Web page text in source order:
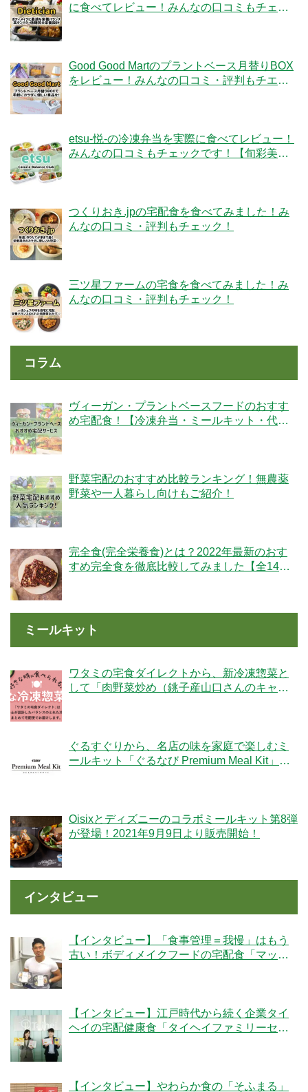
に食べてレビュー！みんなの口コミもチェッ
Good Good Martのプラントベース月替りBOX
をレビュー！みんなの口コミ・評判もチエッ
etsu-悦-の冷凍弁当を実際に食べてレビュー！
みんなの口コミもチェックです！【旬彩美
つくりおき.jpの宅配食を食べてみました！み
んなの口コミ・評判もチェック！
三ツ星ファームの宅食を食べてみました！み
んなの口コミ・評判もチェック！
コラム
ヴィーガン・プラントベースフードのおすす
め宅配食！【冷凍弁当・ミールキット・代替
野菜宅配のおすすめ比較ランキング！無農薬
野菜や一人暮らし向けもご紹介！
完全食(完全栄養食)とは？2022年最新のおす
すめ完全食を徹底比較してみました【全14
ミールキット
ワタミの宅食ダイレクトから、新冷凍惣菜と
して「肉野菜炒め（銚子産山口さんのキャベ
ぐるすぐりから、名店の味を家庭で楽しむミ
ールキット「ぐるなび Premium Meal Kit」シ
Oisixとディズニーのコラボミールキット第8弾
が登場！2021年9月9日より販売開始！
インタビュー
【インタビュー】「食事管理＝我慢」はもう
古い！ボディメイクフードの宅配食「マッス
【インタビュー】江戸時代から続く企業タイ
ヘイの宅配健康食「タイヘイファミリーセッ
【インタビュー】やわらか食の「そふまる」